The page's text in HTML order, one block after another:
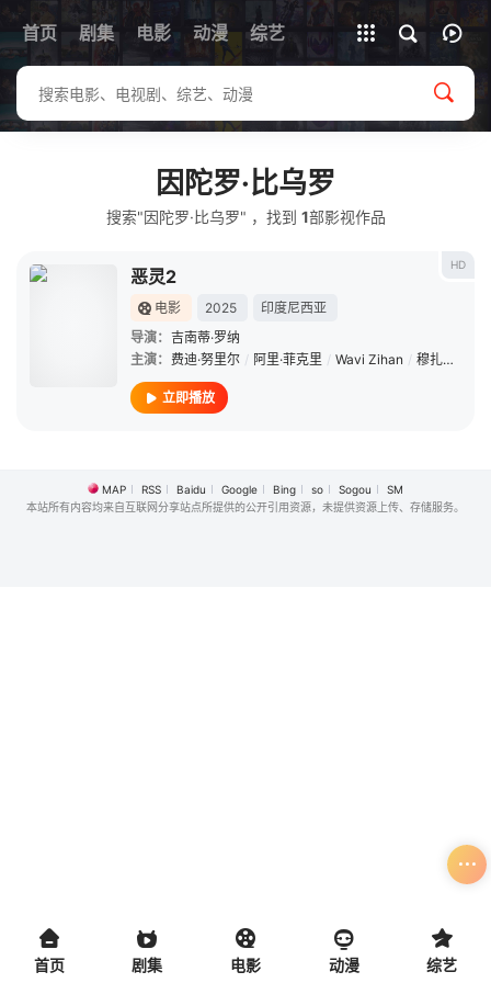
首页 剧集 电影 动漫 综艺
全部影片
因陀罗·比乌罗
搜索"因陀罗·比乌罗" ，找到 1部影视作品
HD
恶灵2
电影 2025
印度尼西亚
导演： 吉南蒂·罗纳
主演： 费迪·努里尔 / 阿里·菲克里 / Wavi Zihan / 穆扎基·拉姆丹
立即播放
MAP RSS Baidu Google Bing so Sogou
SM
本站所有内容均来自互联网分享站点所提供的公开引用资源，未提供资源上传、存储服务。
首页 剧集 电影 动漫 综艺